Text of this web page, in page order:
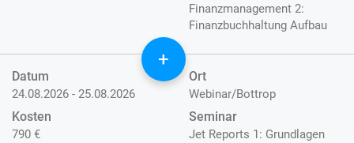
Finanzmanagement 2:
Finanzbuchhaltung Aufbau
+
Datum
24.08.2026 - 25.08.2026
Ort
Webinar/Bottrop
Kosten
790 €
Seminar
Jet Reports 1: Grundlagen